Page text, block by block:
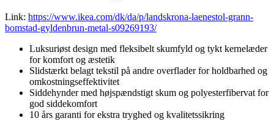
Link: https://www.ikea.com/dk/da/p/landskrona-laenestol-grann-
bomstad-gyldenbrun-metal-s09269193/
Luksuriøst design med fleksibelt skumfyld og tykt kernelæder
for komfort og æstetik
Slidstærkt belagt tekstil på andre overflader for holdbarhed og
omkostningseffektivitet
Siddehynder med højspændstigt skum og polyesterfibervat for
god siddekomfort
10 års garanti for ekstra tryghed og kvalitetssikring